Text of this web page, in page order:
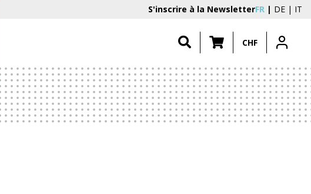
S'inscrire à la NewsletterFR DE IT
CHF